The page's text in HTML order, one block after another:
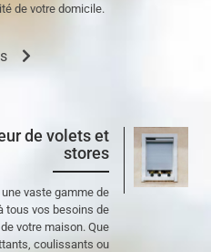
de votre domicile.
de volets et
stores
vaste gamme de
tous vos besoins de
votre maison. Que
coulissants ou